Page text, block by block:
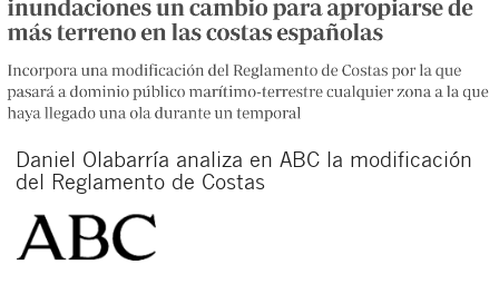
Daniel Olabarría analiza en ABC la modificación
del Reglamento de Costas